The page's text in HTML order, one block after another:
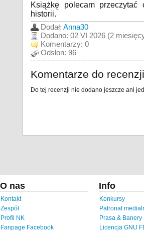
Książkę polecam
historii.
Dodał: Anna30
Dodano: 02 VI 2026 (2
Komentarzy: 0
Odsłon: 96
Komentarze do recenzji
Do tej recenzji nie dodano jeszcze ani
O nas
Kontakt
Zespół
Profil NK
Fanpage Facebook
Info
Konkursy
Patronat
Prasa & Banery
Licencja GNU